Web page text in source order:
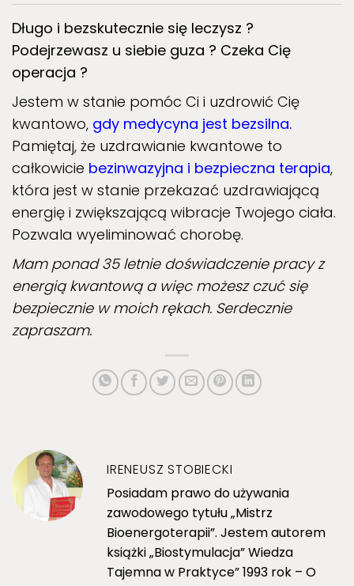
Długo i bezskutecznie się leczysz ?
Podejrzewasz u siebie guza ? Czeka Cię
operacja ?
Jestem w stanie pomóc Ci i uzdrowić Cię
kwantowo, gdy medycyna jest bezsilna.
Pamiętaj, że uzdrawianie kwantowe to
całkowicie bezinwazyjna i bezpieczna terapia,
która jest w stanie przekazać uzdrawiającą
energię i zwiększającą wibracje Twojego ciała.
Pozwala wyeliminować chorobę.
Mam ponad 35 letnie doświadczenie pracy z
energią kwantową a więc możesz czuć się
bezpiecznie w moich rękach. Serdecznie
zapraszam.
IRENEUSZ STOBIECKI
Posiadam prawo do używania
zawodowego tytułu „Mistrz
Bioenergoterapii”. Jestem autorem
książki „Biostymulacja” Wiedza
Tajemna w Praktyce” 1993 rok – O